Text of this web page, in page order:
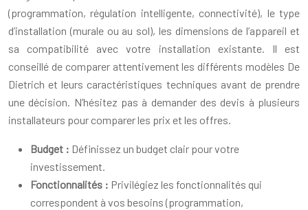
(programmation, régulation intelligente, connectivité), le type
d’installation (murale ou au sol), les dimensions de l’appareil et
sa compatibilité avec votre installation existante. Il est
conseillé de comparer attentivement les différents modèles De
Dietrich et leurs caractéristiques techniques avant de prendre
une décision. N’hésitez pas à demander des devis à plusieurs
installateurs pour comparer les prix et les offres.
Budget : Définissez un budget clair pour votre
investissement.
Fonctionnalités : Privilégiez les fonctionnalités qui
correspondent à vos besoins (programmation,